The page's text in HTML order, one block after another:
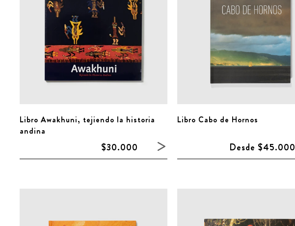
Libro Awakhuni, tejiendo la historia
andina
$30.000
Libro Cabo de Hornos
Desde $45.000